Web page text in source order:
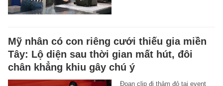
Mỹ nhân có con riêng cưới thiếu gia miền
Tây: Lộ diện sau thời gian mất hút, đôi
chân khẳng khiu gây chú ý
Đoạn clip đi thảm đỏ tại event